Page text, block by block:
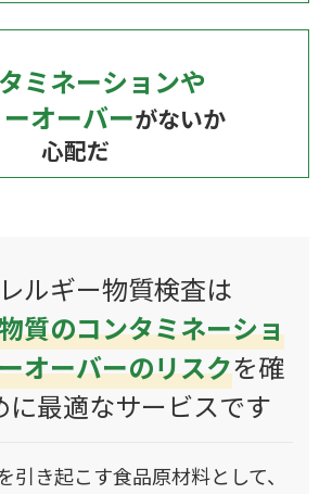
ミネーションや
オーバーがないか
心配だ
ルギー物質検査は
質のコンタミネーショ
オーバーのリスクを確
に最適なサービスです
引き起こす食品原材料として、